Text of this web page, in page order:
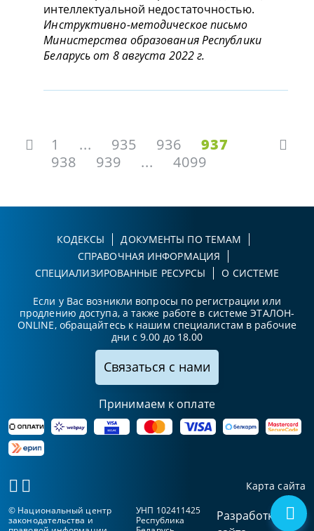
интеллектуальной недостаточностью.
Инструктивно-методическое письмо
Министерства образования Республики
Беларусь от 8 августа 2022 г.
1 ... 935 936
937
938
939 ... 4099
КОДЕКСЫ
ДОКУМЕНТЫ ПО ТЕМАМ
СПРАВОЧНАЯ ИНФОРМАЦИЯ
СПЕЦИАЛИЗИРОВАННЫЕ РЕСУРСЫ
О СИСТЕМЕ
Если у Вас возникли вопросы по регистрации или
продлению доступа, а также работе в системе ЭТАЛОН-
ONLINE, обращайтесь к нашим специалистам в рабочие
дни с 9.00 до 18.00
Связаться с нами
Принимаем к оплате
Карта сайта
© Национальный центр
законодательства и
УНП 102411425
Республика
Разработка